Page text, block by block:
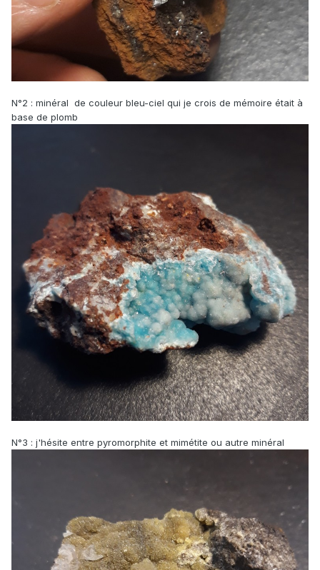
N°2 : minéral de couleur bleu-ciel qui je crois de mémoire était à
base de plomb
N°3 : j'hésite entre pyromorphite et mimétite ou autre minéral